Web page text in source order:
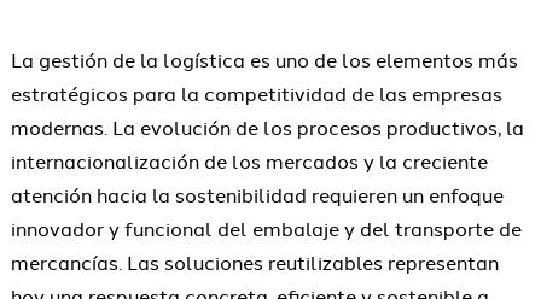
La gestión de la logística es uno de los elementos más
estratégicos para la competitividad de las empresas
modernas. La evolución de los procesos productivos, la
internacionalización de los mercados y la creciente
atención hacia la sostenibilidad requieren un enfoque
innovador y funcional del embalaje y del transporte de
mercancías. Las soluciones reutilizables representan